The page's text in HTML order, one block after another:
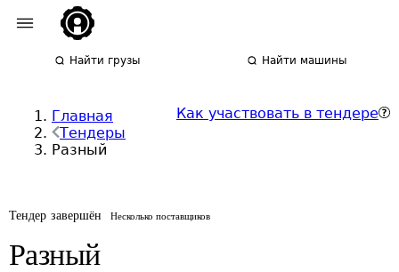
Найти грузы Найти машины
Главная
Тендеры
Разный
Как участвовать в тендере
Тендер завершён Несколько поставщиков
Разный